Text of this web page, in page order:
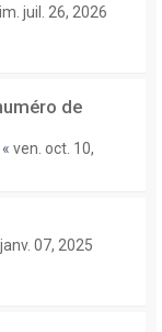
juil. 26, 2026
de
« ven. oct. 10,
07, 2025